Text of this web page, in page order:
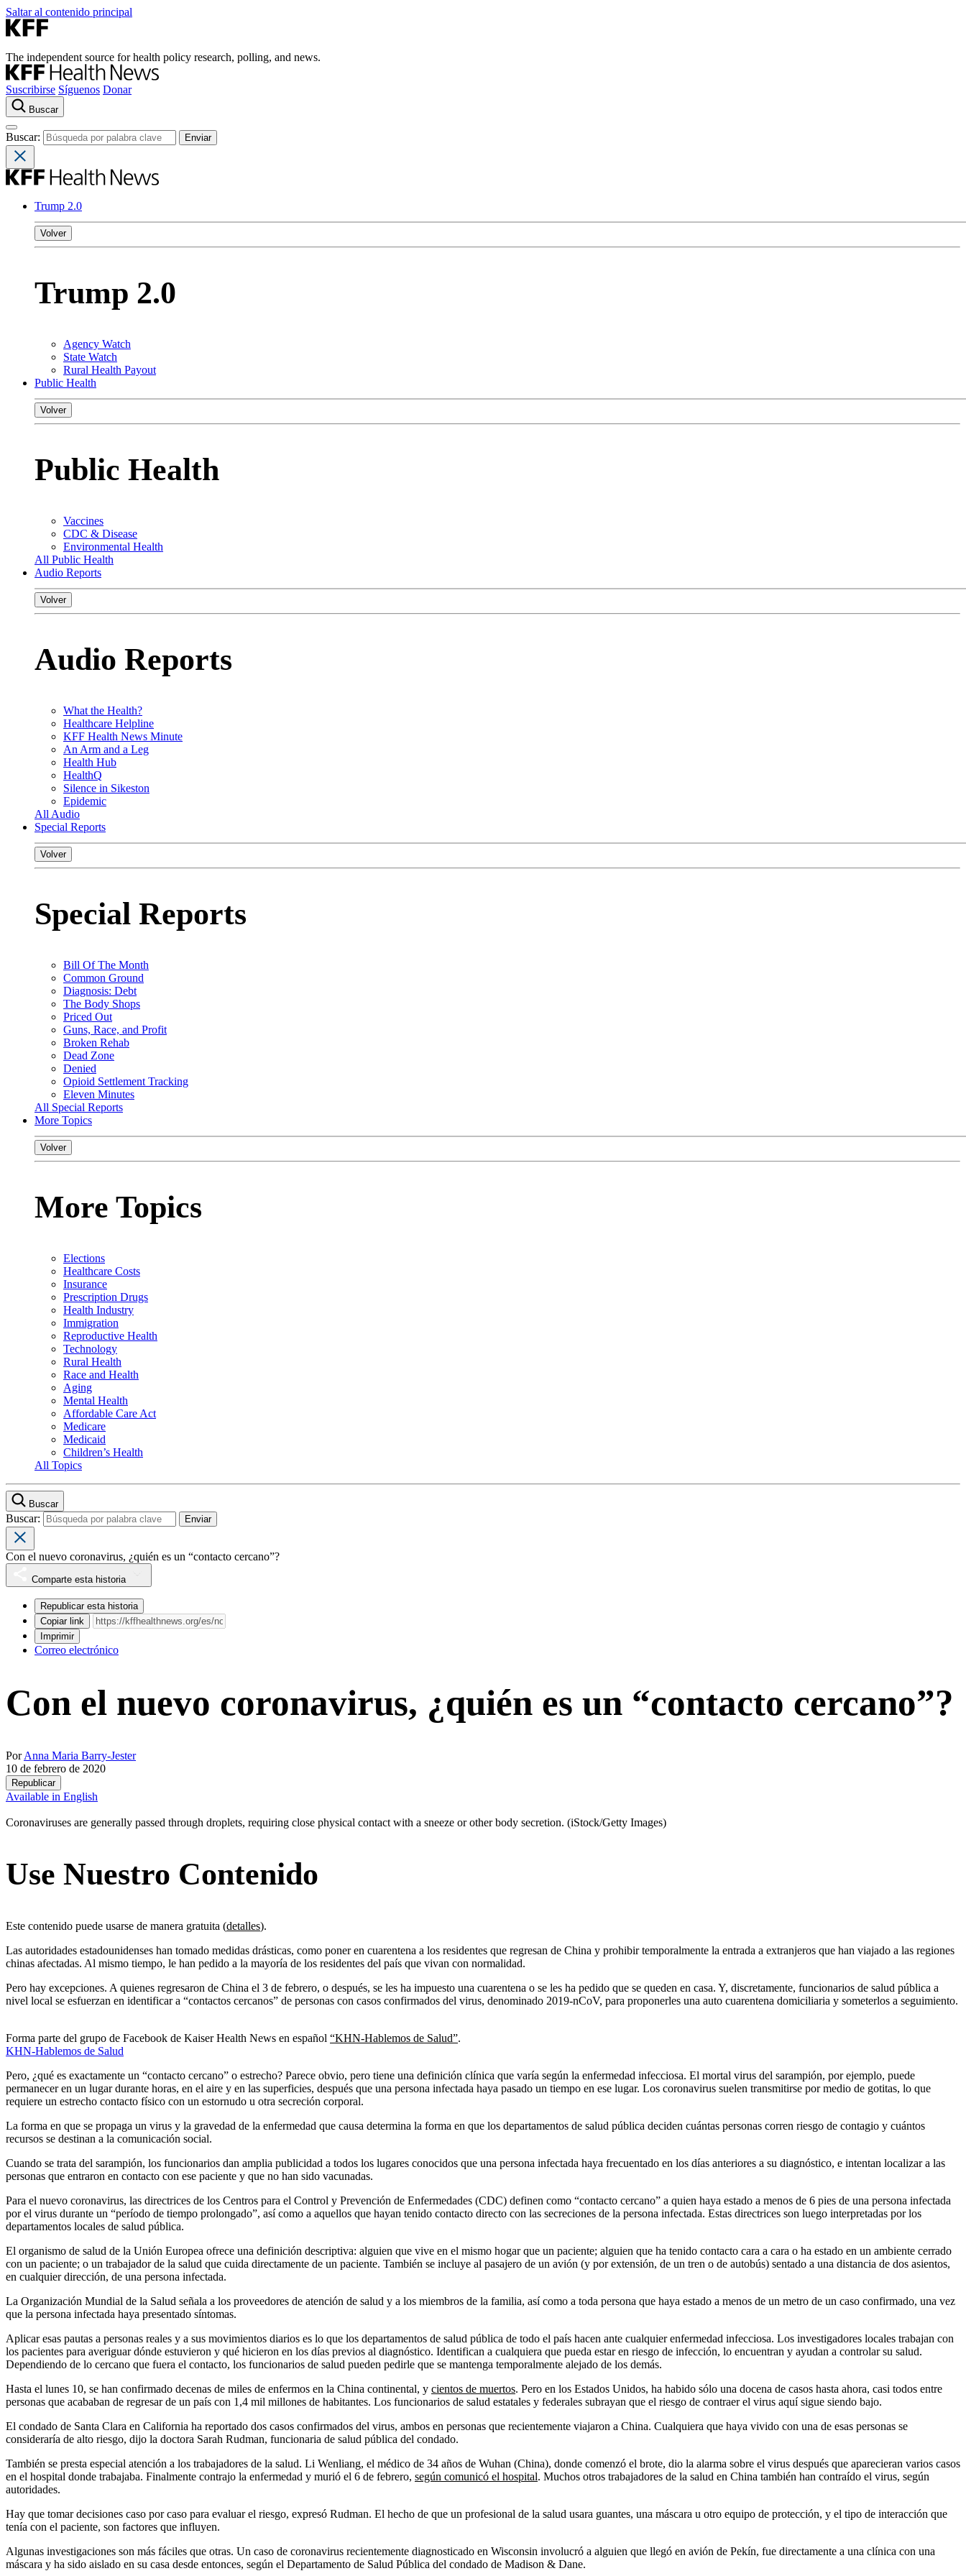
Saltar al contenido principal
The independent source for health policy research, polling, and news.
Suscribirse Síguenos Donar
Buscar
Buscar:
Trump 2.0
Volver
Trump 2.0
Agency Watch
State Watch
Rural Health Payout
Public Health
Volver
Public Health
Vaccines
CDC & Disease
Environmental Health
All Public Health
Audio Reports
Volver
Audio Reports
What the Health?
Healthcare Helpline
KFF Health News Minute
An Arm and a Leg
Health Hub
HealthQ
Silence in Sikeston
Epidemic
All Audio
Special Reports
Volver
Special Reports
Bill Of The Month
Common Ground
Diagnosis: Debt
The Body Shops
Priced Out
Guns, Race, and Profit
Broken Rehab
Dead Zone
Denied
Opioid Settlement Tracking
Eleven Minutes
All Special Reports
More Topics
Volver
More Topics
Elections
Healthcare Costs
Insurance
Prescription Drugs
Health Industry
Immigration
Reproductive Health
Technology
Rural Health
Race and Health
Aging
Mental Health
Affordable Care Act
Medicare
Medicaid
Children’s Health
All Topics
Buscar
Buscar:
Con el nuevo coronavirus, ¿quién es un “contacto cercano”?
Comparte esta historia
Republicar esta historia
Copiar link
Imprimir
Correo electrónico
Con el nuevo coronavirus, ¿quién es un “contacto cercano”?
PorAnna Maria Barry-Jester
10 de febrero de 2020
Republicar
Available in English
Coronaviruses are generally passed through droplets, requiring close physical contact with a sneeze or other body secretion. (iStock/Getty Images)
Use Nuestro Contenido
Este contenido puede usarse de manera gratuita (detalles).
Las autoridades estadounidenses han tomado medidas drásticas, como poner en cuarentena a los residentes que regresan de China y prohibir temporalmente la entrada a extranjeros que han viajado a las regiones
chinas afectadas. Al mismo tiempo, le han pedido a la mayoría de los residentes del país que vivan con normalidad.
Pero hay excepciones. A quienes regresaron de China el 3 de febrero, o después, se les ha impuesto una cuarentena o se les ha pedido que se queden en casa. Y, discretamente, funcionarios de salud pública a
nivel local se esfuerzan en identificar a “contactos cercanos” de personas con casos confirmados del virus, denominado 2019-nCoV, para proponerles una auto cuarentena domiciliaria y someterlos a seguimiento.
Forma parte del grupo de Facebook de Kaiser Health News en español “KHN-Hablemos de Salud”.
KHN-Hablemos de Salud
Pero, ¿qué es exactamente un “contacto cercano” o estrecho? Parece obvio, pero tiene una definición clínica que varía según la enfermedad infecciosa. El mortal virus del sarampión, por ejemplo, puede
permanecer en un lugar durante horas, en el aire y en las superficies, después que una persona infectada haya pasado un tiempo en ese lugar. Los coronavirus suelen transmitirse por medio de gotitas, lo que
requiere un estrecho contacto físico con un estornudo u otra secreción corporal.
La forma en que se propaga un virus y la gravedad de la enfermedad que causa determina la forma en que los departamentos de salud pública deciden cuántas personas corren riesgo de contagio y cuántos
recursos se destinan a la comunicación social.
Cuando se trata del sarampión, los funcionarios dan amplia publicidad a todos los lugares conocidos que una persona infectada haya frecuentado en los días anteriores a su diagnóstico, e intentan localizar a las
personas que entraron en contacto con ese paciente y que no han sido vacunadas.
Para el nuevo coronavirus, las directrices de los Centros para el Control y Prevención de Enfermedades (CDC) definen como “contacto cercano” a quien haya estado a menos de 6 pies de una persona infectada
por el virus durante un “período de tiempo prolongado”, así como a aquellos que hayan tenido contacto directo con las secreciones de la persona infectada. Estas directrices son luego interpretadas por los
departamentos locales de salud pública.
El organismo de salud de la Unión Europea ofrece una definición descriptiva: alguien que vive en el mismo hogar que un paciente; alguien que ha tenido contacto cara a cara o ha estado en un ambiente cerrado
con un paciente; o un trabajador de la salud que cuida directamente de un paciente. También se incluye al pasajero de un avión (y por extensión, de un tren o de autobús) sentado a una distancia de dos asientos,
en cualquier dirección, de una persona infectada.
La Organización Mundial de la Salud señala a los proveedores de atención de salud y a los miembros de la familia, así como a toda persona que haya estado a menos de un metro de un caso confirmado, una vez
que la persona infectada haya presentado síntomas.
Aplicar esas pautas a personas reales y a sus movimientos diarios es lo que los departamentos de salud pública de todo el país hacen ante cualquier enfermedad infecciosa. Los investigadores locales trabajan con
los pacientes para averiguar dónde estuvieron y qué hicieron en los días previos al diagnóstico. Identifican a cualquiera que pueda estar en riesgo de infección, lo encuentran y ayudan a controlar su salud.
Dependiendo de lo cercano que fuera el contacto, los funcionarios de salud pueden pedirle que se mantenga temporalmente alejado de los demás.
Hasta el lunes 10, se han confirmado decenas de miles de enfermos en la China continental, y cientos de muertos. Pero en los Estados Unidos, ha habido sólo una docena de casos hasta ahora, casi todos entre
personas que acababan de regresar de un país con 1,4 mil millones de habitantes. Los funcionarios de salud estatales y federales subrayan que el riesgo de contraer el virus aquí sigue siendo bajo.
El condado de Santa Clara en California ha reportado dos casos confirmados del virus, ambos en personas que recientemente viajaron a China. Cualquiera que haya vivido con una de esas personas se
consideraría de alto riesgo, dijo la doctora Sarah Rudman, funcionaria de salud pública del condado.
También se presta especial atención a los trabajadores de la salud. Li Wenliang, el médico de 34 años de Wuhan (China), donde comenzó el brote, dio la alarma sobre el virus después que aparecieran varios casos
en el hospital donde trabajaba. Finalmente contrajo la enfermedad y murió el 6 de febrero, según comunicó el hospital. Muchos otros trabajadores de la salud en China también han contraído el virus, según
autoridades.
Hay que tomar decisiones caso por caso para evaluar el riesgo, expresó Rudman. El hecho de que un profesional de la salud usara guantes, una máscara u otro equipo de protección, y el tipo de interacción que
tenía con el paciente, son factores que influyen.
Algunas investigaciones son más fáciles que otras. Un caso de coronavirus recientemente diagnosticado en Wisconsin involucró a alguien que llegó en avión de Pekín, fue directamente a una clínica con una
máscara y ha sido aislado en su casa desde entonces, según el Departamento de Salud Pública del condado de Madison & Dane.